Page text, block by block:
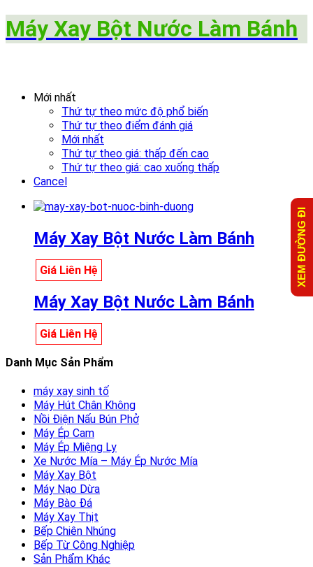
Máy Xay Bột Nước Làm Bánh
Mới nhất
Thứ tự theo mức độ phổ biến
Thứ tự theo điểm đánh giá
Mới nhất
Thứ tự theo giá: thấp đến cao
Thứ tự theo giá: cao xuống thấp
Cancel
Máy Xay Bột Nước Làm Bánh
Giá Liên Hệ
Máy Xay Bột Nước Làm Bánh
Giá Liên Hệ
Danh Mục Sản Phẩm
máy xay sinh tố
Máy Hút Chân Không
Nồi Điện Nấu Bún Phở
Máy Ép Cam
Máy Ép Miệng Ly
Xe Nước Mía – Máy Ép Nước Mía
Máy Xay Bột
Máy Nạo Dừa
Máy Bào Đá
Máy Xay Thịt
Bếp Chiên Nhúng
Bếp Từ Công Nghiệp
Sản Phẩm Khác
XEM ĐƯỜNG ĐI